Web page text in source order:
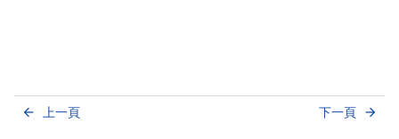
上一頁
arrow_back 下一頁 arrow_forward